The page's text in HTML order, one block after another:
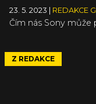
23. 5. 2023 REDAKCE
Čím nás Sony může
Z REDAKCE